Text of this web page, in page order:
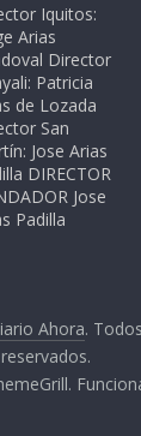
Iquitos:
Arias
Director
Patricia
de Lozada
San
Jose Arias
DIRECTOR
Jose
Padilla
Ahora.
reservados.